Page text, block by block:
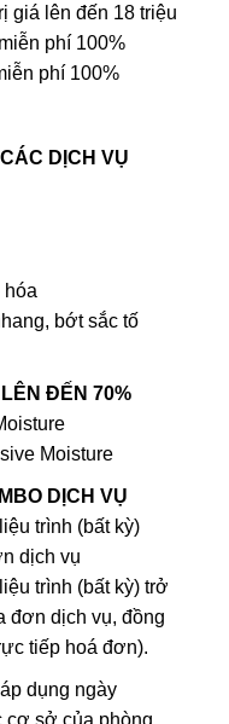
giá lên đến 18 triệu
phí 100%
phí 100%
DỊCH VỤ
hóa
bớt sắc tố
ĐẾN 70%
Moisture
DỊCH VỤ
trình (bất kỳ)
dịch vụ
trình (bất kỳ) trở
đơn dịch vụ, đồng
tiếp hoá đơn).
dụng ngày
cơ sở của phòng